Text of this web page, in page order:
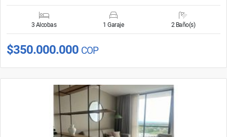
3 Alcobas 1 Garaje 2 Baño(s)
$350.000.000 COP